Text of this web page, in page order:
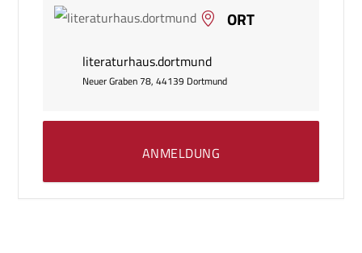
ORT
literaturhaus.dortmund
Neuer Graben 78, 44139 Dortmund
ANMELDUNG